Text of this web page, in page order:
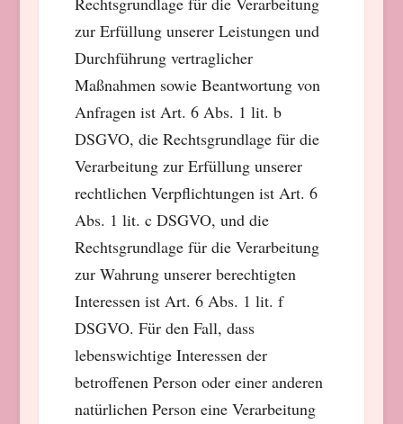
zur Erfüllung unserer Leistungen und
Durchführung vertraglicher
Maßnahmen sowie Beantwortung von
Anfragen ist Art. 6 Abs. 1 lit. b
DSGVO, die Rechtsgrundlage für die
Verarbeitung zur Erfüllung unserer
rechtlichen Verpflichtungen ist Art. 6
Abs. 1 lit. c DSGVO, und die
Rechtsgrundlage für die Verarbeitung
zur Wahrung unserer berechtigten
Interessen ist Art. 6 Abs. 1 lit. f
DSGVO. Für den Fall, dass
lebenswichtige Interessen der
betroffenen Person oder einer anderen
natürlichen Person eine Verarbeitung